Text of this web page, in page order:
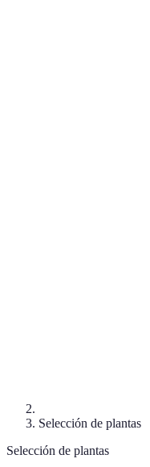
Selección de plantas
Selección de plantas